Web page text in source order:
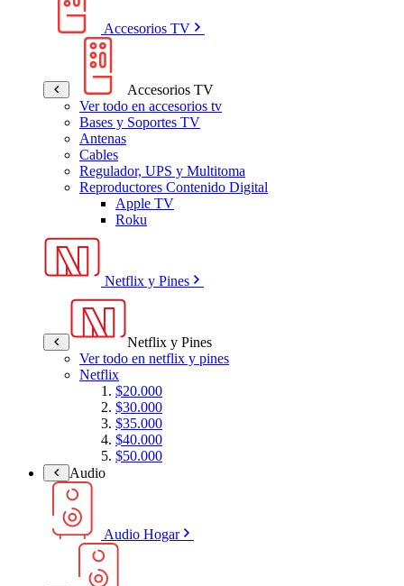
Accesorios TV
Accesorios TV
Ver todo en accesorios tv
Bases y Soportes TV
Antenas
Cables
Regulador, UPS y Multitoma
Reproductores Contenido Digital
Apple TV
Roku
Netflix y Pines
Netflix y Pines
Ver todo en netflix y pines
Netflix
$20.000
$30.000
$35.000
$40.000
$50.000
Audio
Audio Hogar